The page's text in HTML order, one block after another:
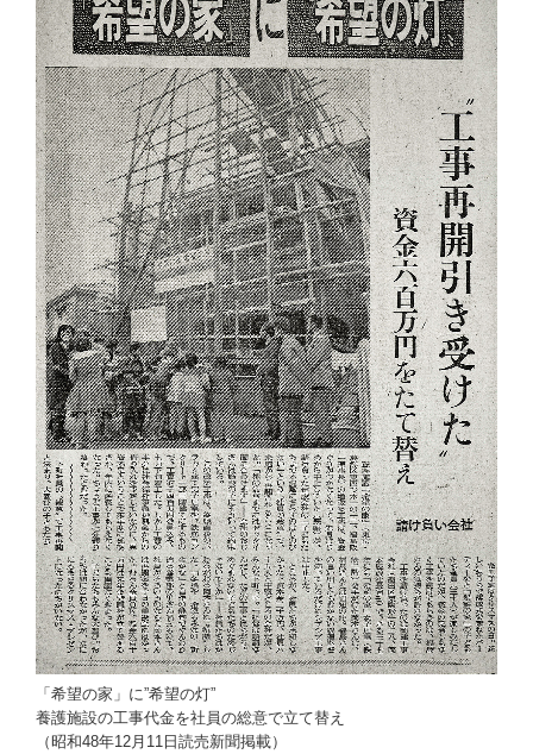
「希望の家」に”希望の灯”
養護施設の工事代金を社員の総意で立て替え
（昭和48年12月11日読売新聞掲載）